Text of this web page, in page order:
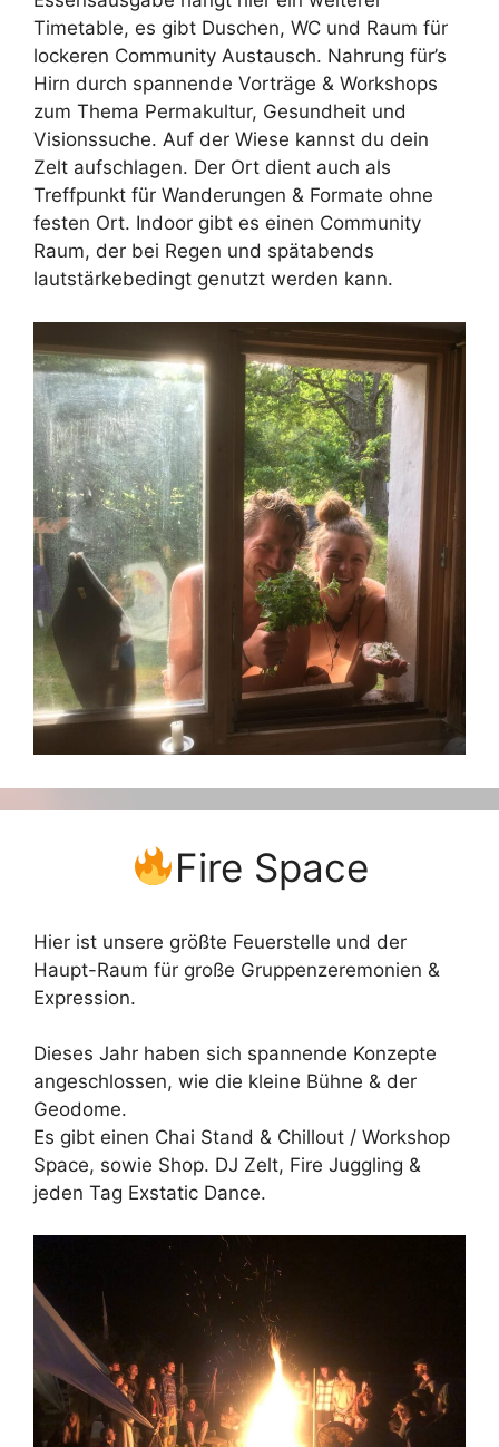
Timetable, es gibt Duschen, WC und Raum für
lockeren Community Austausch. Nahrung für’s
Hirn durch spannende Vorträge & Workshops
zum Thema Permakultur, Gesundheit und
Visionssuche. Auf der Wiese kannst du dein
Zelt aufschlagen. Der Ort dient auch als
Treffpunkt für Wanderungen & Formate ohne
festen Ort. Indoor gibt es einen Community
Raum, der bei Regen und spätabends
lautstärkebedingt genutzt werden kann.
Fire Space
Hier ist unsere größte Feuerstelle und der
Haupt-Raum für große Gruppenzeremonien &
Expression.
Dieses Jahr haben sich spannende Konzepte
angeschlossen, wie die kleine Bühne & der
Geodome.
Es gibt einen Chai Stand & Chillout / Workshop
Space, sowie Shop. DJ Zelt, Fire Juggling &
jeden Tag Exstatic Dance.